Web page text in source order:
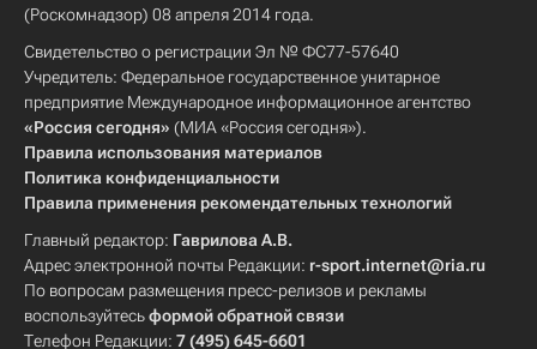
(Роскомнадзор) 08 апреля 2014 года.
Свидетельство о регистрации Эл № ФС77-57640
Учредитель: Федеральное государственное унитарное
предприятие Международное информационное агентство
«Россия сегодня» (МИА «Россия сегодня»).
Правила использования материалов
Политика конфиденциальности
Правила применения рекомендательных технологий
Главный редактор: Гаврилова А.В.
Адрес электронной почты Редакции: r-sport.internet@ria.ru
По вопросам размещения пресс-релизов и рекламы
воспользуйтесьформой обратной связи
Телефон Редакции: 7 (495) 645-6601